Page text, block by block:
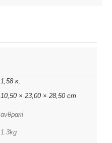
1,58 κ.
10,50 × 23,00 × 28,50 cm
ανθρακί
1.3kg